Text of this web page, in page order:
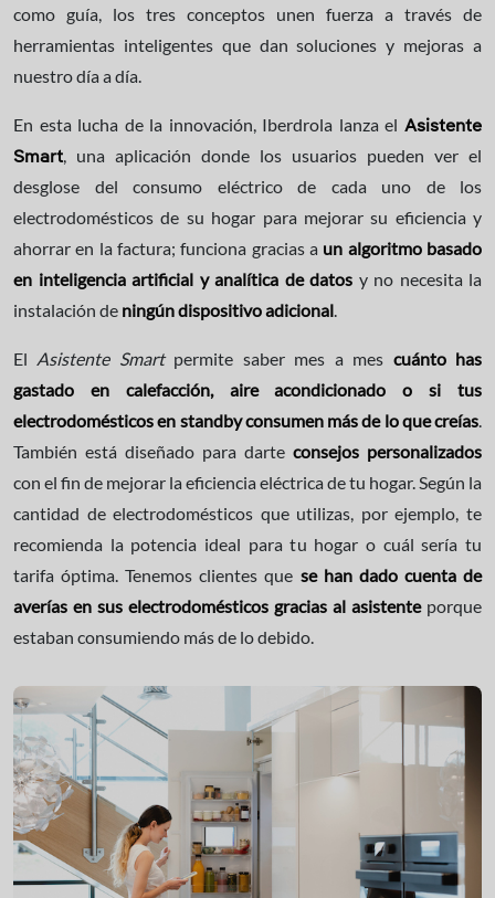
como guía, los tres conceptos unen fuerza a través de
herramientas inteligentes que dan soluciones y mejoras a
nuestro día a día.
En esta lucha de la innovación, Iberdrola lanza el Asistente
Smart, una aplicación donde los usuarios pueden ver el
desglose del consumo eléctrico de cada uno de los
electrodomésticos de su hogar para mejorar su eficiencia y
ahorrar en la factura; funciona gracias a un algoritmo basado
en inteligencia artificial y analítica de datos y no necesita la
instalación de ningún dispositivo adicional.
El Asistente Smartpermite saber mes a mes cuánto has
gastado en calefacción, aire acondicionado o si tus
electrodomésticos en standby consumen más de lo que creías.
También está diseñado para darte consejos personalizados
con el fin de mejorar la eficiencia eléctrica de tu hogar. Según la
cantidad de electrodomésticos que utilizas, por ejemplo, te
recomienda la potencia ideal para tu hogar o cuál sería tu
tarifa óptima. Tenemos clientes que se han dado cuenta de
averías en sus electrodomésticos gracias al asistenteporque
estaban consumiendo más de lo debido.